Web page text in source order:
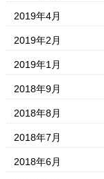
2019年4月
2019年2月
2019年1月
2018年9月
2018年8月
2018年7月
2018年6月